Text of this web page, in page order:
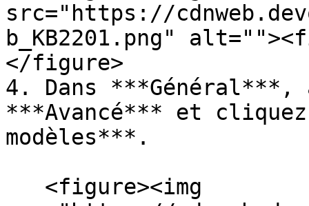
src="https://
b_KB2201.png"
</figure>
4. Dans
***Avancé*** et
modèles***.